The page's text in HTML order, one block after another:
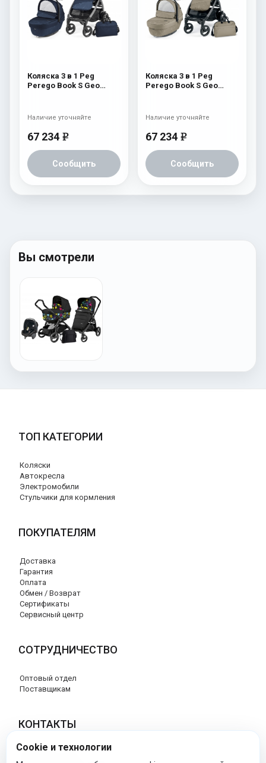
Коляска 3 в 1 Peg
Perego Book S Geo
67 234 e
Сообщить
Наличие уточняйте
Коляска 3 в 1 Peg
Perego Book S Geo
67 234 e
Сообщить
Наличие уточняйте
Вы смотрели
ТОП КАТЕГОРИИ
Коляски
Автокресла
Электромобили
Стульчики для кормления
ПОКУПАТЕЛЯМ
Доставка
Гарантия
Оплата
Обмен / Возврат
Сертификаты
Сервисный центр
СОТРУДНИЧЕСТВО
Оптовый отдел
Поставщикам
КОНТАКТЫ
8 (800) 707-17-56
Cookie и технологии